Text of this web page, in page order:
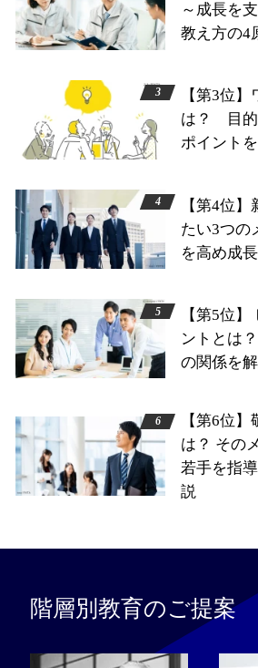
～成長を
教え方の4
【第3位
は？ 目的
ポイント
【第4位
たい3つの
を高め成
【第5位
ントとは
の関係を
【第6位
は？ その
若手を指
説
階層別教育のご提案